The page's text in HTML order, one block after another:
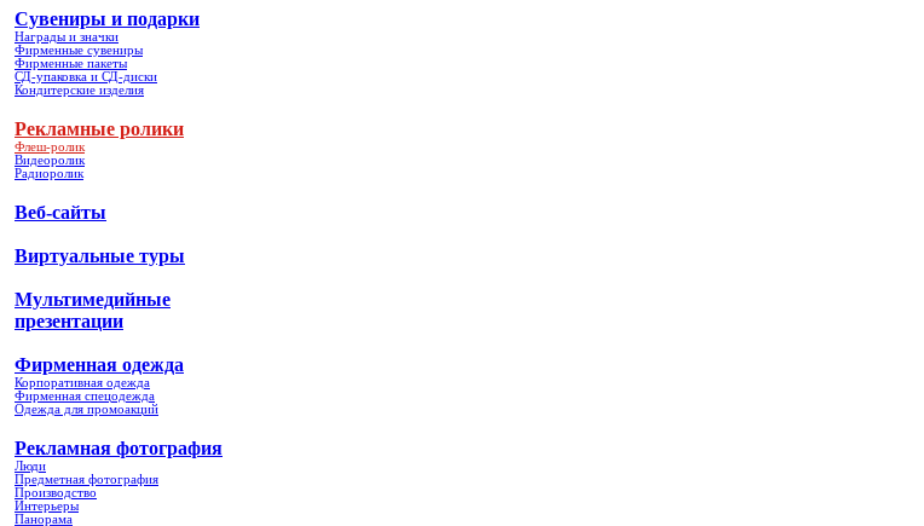
Сувениры и подарки
Награды и значки
Фирменные сувениры
Фирменные пакеты
СД-упаковка и СД-диски
Кондитерские изделия
Рекламные ролики
Флеш-ролик
Видеоролик
Радиоролик
Веб-сайты
Виртуальные туры
Мультимедийные
презентации
Фирменная одежда
Корпоративная одежда
Фирменная спецодежда
Одежда для промоакций
Рекламная фотография
Люди
Предметная фотография
Производство
Интерьеры
Панорама